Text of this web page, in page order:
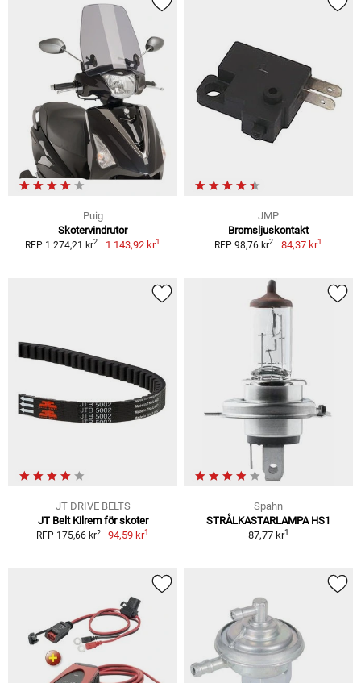
Puig
Skotervindrutor
RFP 1 274,21 kr2 1 143,92 kr1
JMP
Bromsljuskontakt
RFP 98,76 kr2 84,37 kr1
JT DRIVE BELTS
JT Belt Kilrem för skoter
RFP 175,66 kr2 94,59 kr1
Spahn
STRÅLKASTARLAMPA HS1
87,77 kr1